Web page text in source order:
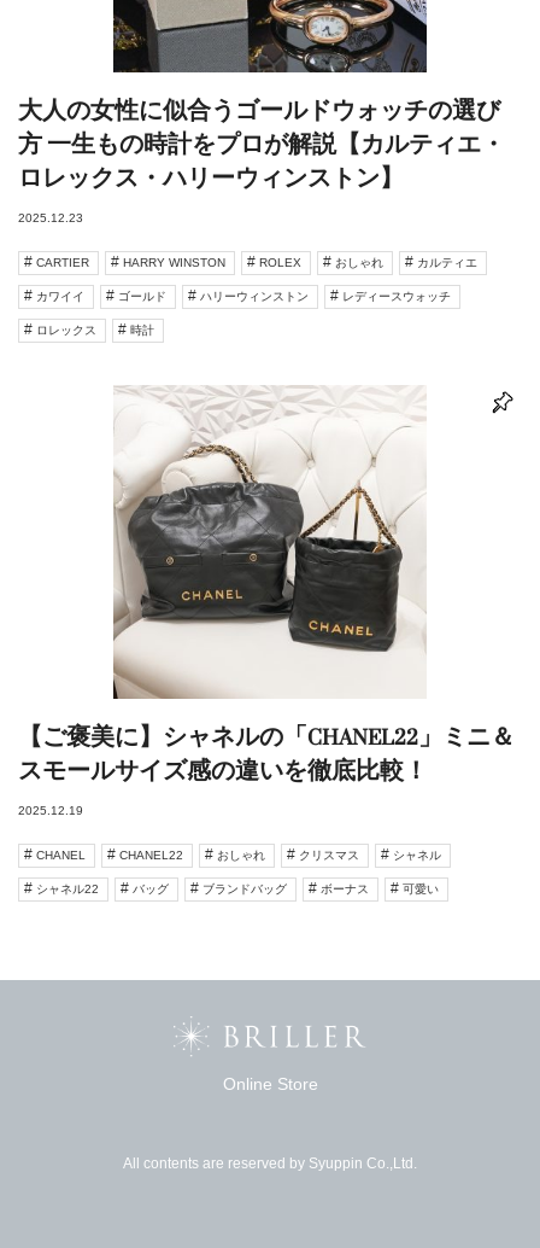
大人の女性に似合うゴールドウォッチの選び
方 一生もの時計をプロが解説【カルティエ・
ロレックス・ハリーウィンストン】
2025.12.23
CARTIER HARRY WINSTON ROLEX おしゃれ カルティエ
カワイイ ゴールド ハリーウィンストン レディースウォッチ
ロレックス 時計
【ご褒美に】シャネルの「CHANEL22」ミニ＆
スモールサイズ感の違いを徹底比較！
2025.12.19
CHANEL CHANEL22 おしゃれ クリスマス シャネル
シャネル22 バッグ ブランドバッグ ボーナス 可愛い
Online Store
All contents are reserved by Syuppin Co.,Ltd.